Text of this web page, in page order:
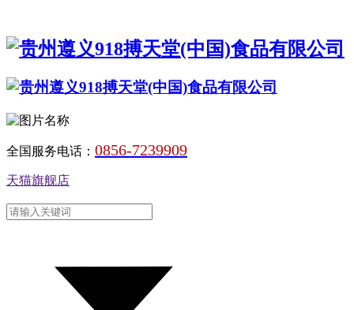
全国服务电话： 0856-7239909
天猫旗舰店